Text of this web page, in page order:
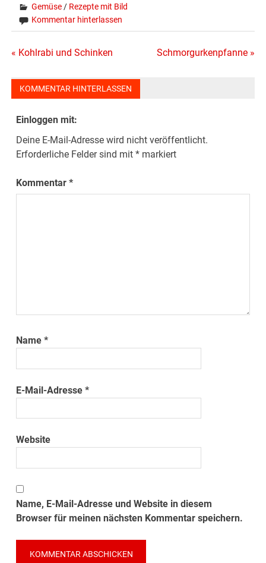
Gemüse / Rezepte mit Bild
Kommentar hinterlassen
Beitragsnavigation
« Kohlrabi und Schinken Schmorgurkenpfanne »
KOMMENTAR HINTERLASSEN
Einloggen mit:
Deine E-Mail-Adresse wird nicht veröffentlicht.
Erforderliche Felder sind mit* markiert
Kommentar*
Name*
E-Mail-Adresse*
Website
Name, E-Mail-Adresse und Website in diesem
Browser für meinen nächsten Kommentar speichern.